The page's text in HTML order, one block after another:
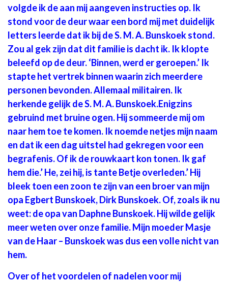
volgde ik de aan mij aangeven instructies op. Ik
stond voor de deur waar een bord mij met duidelijk
letters leerde dat ik bij de S. M. A. Bunskoek stond.
Zou al gek zijn dat dit familie is dacht ik. Ik klopte
beleefd op de deur. ‘Binnen, werd er geroepen.’ Ik
stapte het vertrek binnen waarin zich meerdere
personen bevonden. Allemaal militairen. Ik
herkende gelijk de S. M. A. Bunskoek.Enigzins
gebruind met bruine ogen. Hij sommeerde mij om
naar hem toe te komen. Ik noemde netjes mijn naam
en dat ik een dag uitstel had gekregen voor een
begrafenis. Of ik de rouwkaart kon tonen. Ik gaf
hem die.’ He, zei hij, is tante Betje overleden.’ Hij
bleek toen een zoon te zijn van een broer van mijn
opa Egbert Bunskoek, Dirk Bunskoek. Of, zoals ik nu
weet: de opa van Daphne Bunskoek. Hij wilde gelijk
meer weten over onze familie. Mijn moeder Masje
van de Haar – Bunskoek was dus een volle nicht van
hem.
Over of het voordelen of nadelen voor mij